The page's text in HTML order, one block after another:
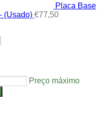
Placa Base
(Usado) €77,50
Preço máximo